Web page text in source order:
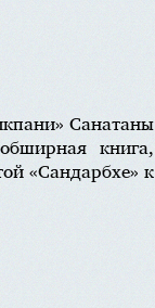
Санатаны
книга,
«Сандарбхе» к